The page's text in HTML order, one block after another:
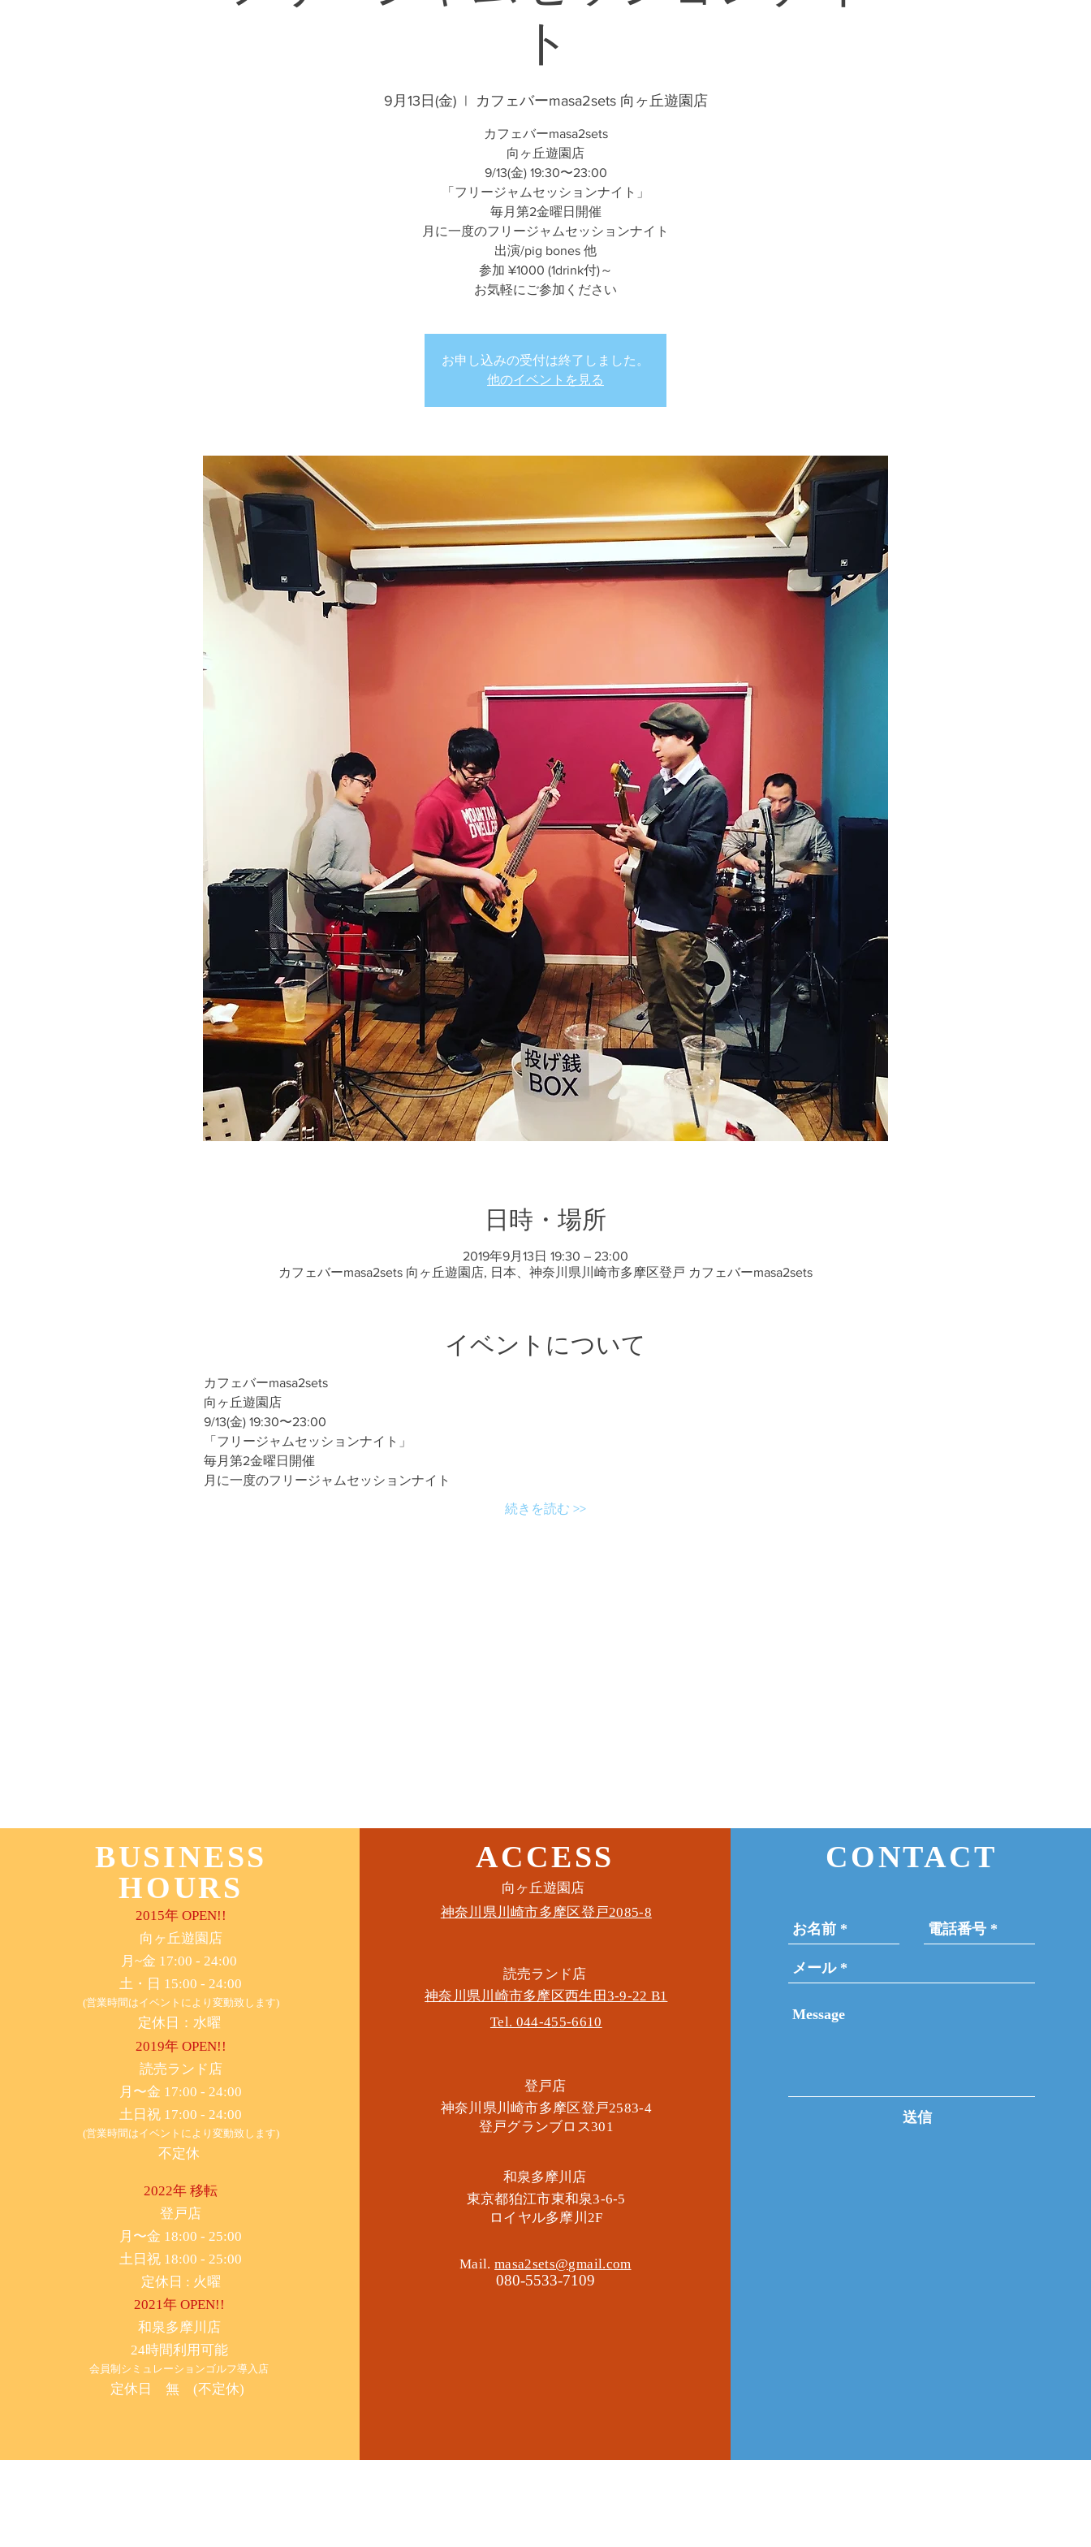
ト
9月13日(金)
  |
カフェバーmasa2sets 向ヶ丘遊園店
カフェバーmasa2sets
向ヶ丘遊園店
9/13(金) 19:30〜23:00
「フリージャムセッションナイト」
毎月第2金曜日開催
月に一度のフリージャムセッションナイト
出演/pig bones 他
参加 ¥1000 (1drink付)～
お気軽にご参加ください
お申し込みの受付は終了しました。
他のイベントを見る
日時・場所
2019年9月13日 19:30 – 23:00
カフェバーmasa2sets 向ヶ丘遊園店, 日本、神奈川県川崎市多摩区登戸 カフェバーmasa2sets
イベントについて
カフェバーmasa2sets
向ヶ丘遊園店
9/13(金) 19:30〜23:00
「フリージャムセッションナイト」
毎月第2金曜日開催
月に一度のフリージャムセッションナイト
続きを読む >>
このイベントをシェア
BUSINESS
HOURS
2015年 OPEN!!
​向ヶ丘遊園店
月~金 17:00 - 24:00
土・日 15:00 - 24:00
(営業時間はイベントにより変動致します)
定休日：水曜
2019年 OPEN!!
​読売ランド店
月〜金 17:00 - 24:00
土日祝 17:00 - 24:00
(営業時間はイベントにより変動致します)
不定休
2022年 移転
​登戸店
月〜金 18:00 - 25:00
土日祝 18:00 - 25:00
​定休日 : 火曜
2021年 OPEN!!
​和泉多摩川店
24時間利用可能
​会員制シミュレーションゴルフ導入店
定休日 無 (不定休)
ACCESS
​向ヶ丘遊園店
神奈川県川崎市多摩区​登戸2085-8
​読売ランド店
神奈川県川崎市多摩区​西生田3-9-22 B1
Tel. 044-455-6610
​登戸店
神奈川県川崎市多摩区​登戸2583-4
​登戸グランブロス301
​和泉多摩川店
東京都狛江市東和泉3-6-5
​ロイヤル多摩川2F
Mail.masa2sets@gmail.com
080-5533-7109
CONTACT
送信